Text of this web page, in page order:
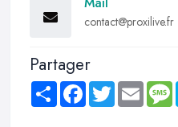
contact@proxilive.fr
Partager
Share FacebookTwitter Email